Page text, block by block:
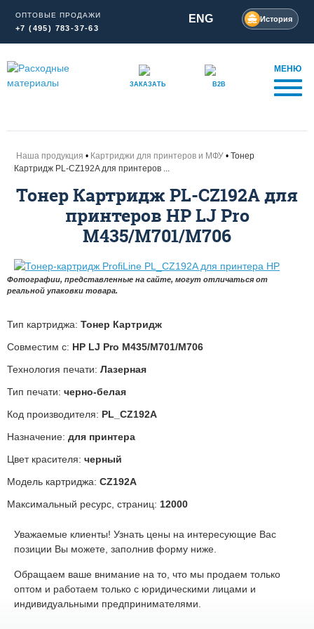
ОПТОВЫЕ ПРОДАЖИ
+7 (495) 783-37-63
ENG История
ЗАКАЗАТЬ B2B
МЕНЮ
Наша продукция Картриджи для принтеров и МФУ
Тонер
Картридж PL-CZ192A для принтеров ...
Тонер Картридж PL-CZ192A для
принтеров HP LJ Pro
M435/M701/M706
Фотографии, представленные на сайте, могут отличаться от
реальной упаковки товара.
Тип картриджа: Тонер Картридж
Совместим с: HP LJ Pro M435/M701/M706
Технология печати: Лазерная
Тип печати: черно-белая
Код производителя: PL_CZ192A
Назначение: для принтера
Цвет красителя: черный
Модель картриджа: CZ192A
Максимальный ресурс, страниц: 12000
Уважаемые клиенты! Узнать цены на интересующие Вас
позиции Вы можете, заполнив форму ниже.
Обращаем ваше внимание на то, что мы продаем только
оптом и работаем только с юридическими лицами и
индивидуальными предпринимателями.